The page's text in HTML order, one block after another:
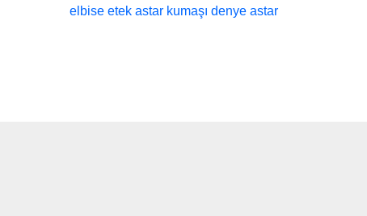
elbise etek astar kumaşı denye astar